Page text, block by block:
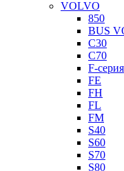
VOLVO
850
BUS
C30
C70
F-серия
FE
FH
FL
FM
S40
S60
S70
S80